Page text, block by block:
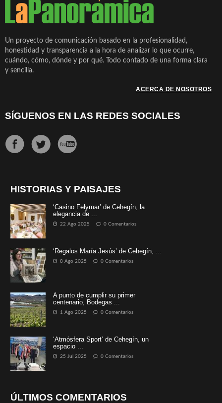
Un proyecto de comunicación basado en la profesionalidad,
honestidad y transparencia a la hora de analizar lo que ocurre,
cuándo, cómo, dónde y por qué. Todo contado de una forma clara
y sencilla.
ACERCA DE NOSOTROS
SÍGUENOS EN LAS REDES SOCIALES
HISTORIAS Y PAISAJES
‘Casino Felymar’ de Cehegín, la
elegancia de ...
22 Ago 2025 0 Comentarios
‘Regalos María Jesús’ de Cehegín, ...
8 Ago 2025 0 Comentarios
A punto de cumplir su primer
centenario, Bodegas ...
1 Ago 2025 0 Comentarios
‘Atmósfera Sport’ de Cehegín, un
espacio ...
25 Jul 2025 0 Comentarios
ÚLTIMOS COMENTARIOS